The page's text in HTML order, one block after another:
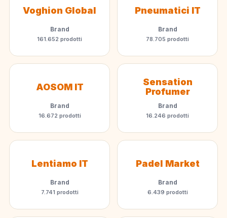
Voghion Global
Brand
161.652 prodotti
Pneumatici IT
Brand
78.705 prodotti
AOSOM IT
Brand
16.672 prodotti
Sensation
Profumer
Brand
16.246 prodotti
Lentiamo IT
Brand
7.741 prodotti
Padel Market
Brand
6.439 prodotti